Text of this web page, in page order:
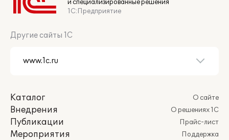
и специализированные решения
1С:Предприятие
Другие сайты 1С
Каталог
Внедрения
Публикации
Мероприятия
О сайте
О решениях 1С
Прайс-лист
Поддержка